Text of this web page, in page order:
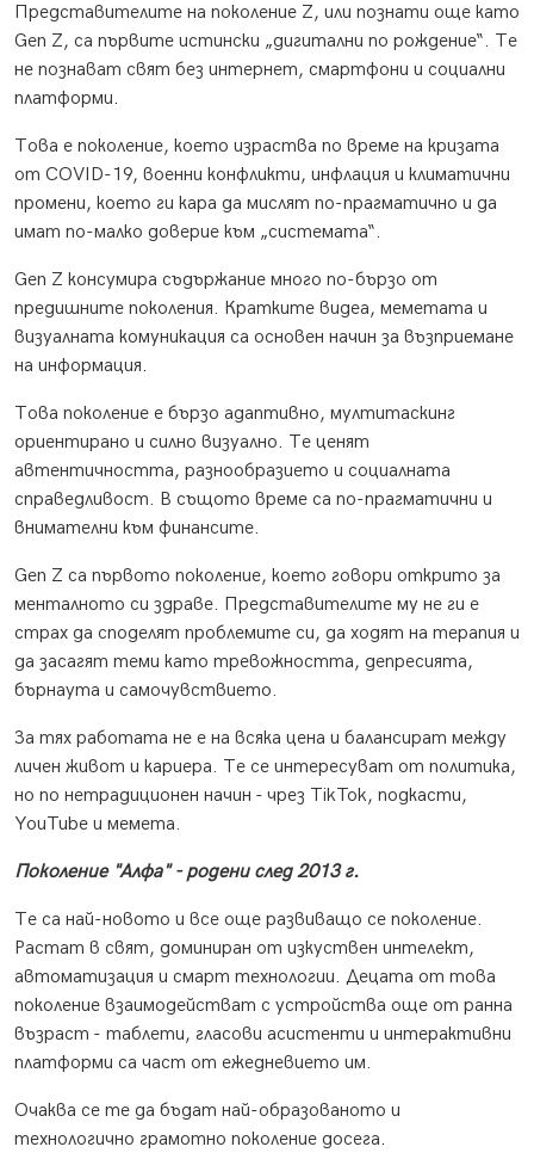
Представителите на поколение Z, или познати още като
Gen Z, са първите истински „дигитални по рождение“. Те
не познават свят без интернет, смартфони и социални
платформи.
Това е поколение, което израства по време на кризата
от COVID-19, военни конфликти, инфлация и климатични
промени, което ги кара да мислят по-прагматично и да
имат по-малко доверие към „системата“.
Gen Z консумира съдържание много по-бързо от
предишните поколения. Кратките видеа, меметата и
визуалната комуникация са основен начин за възприемане
на информация.
Това поколение е бързо адаптивно, мултитаскинг
ориентирано и силно визуално. Те ценят
автентичността, разнообразието и социалната
справедливост. В същото време са по-прагматични и
внимателни към финансите.
Gen Z са първото поколение, което говори открито за
менталното си здраве. Представителите му не ги е
страх да споделят проблемите си, да ходят на терапия и
да засагят теми като тревожността, депресията,
бърнаута и самочувствието.
За тях работата не е на всяка цена и балансират между
личен живот и кариера. Те се интересуват от политика,
но по нетрадиционен начин - чрез TikTok, подкасти,
YouTube и мемета.
Поколение "Алфа" - родени след 2013 г.
Те са най-новото и все още развиващо се поколение.
Растат в свят, доминиран от изкуствен интелект,
автоматизация и смарт технологии. Децата от това
поколение взаимодействат с устройства още от ранна
възраст - таблети, гласови асистенти и интерактивни
платформи са част от ежедневието им.
Очаква се те да бъдат най-образованото и
технологично грамотно поколение досега.